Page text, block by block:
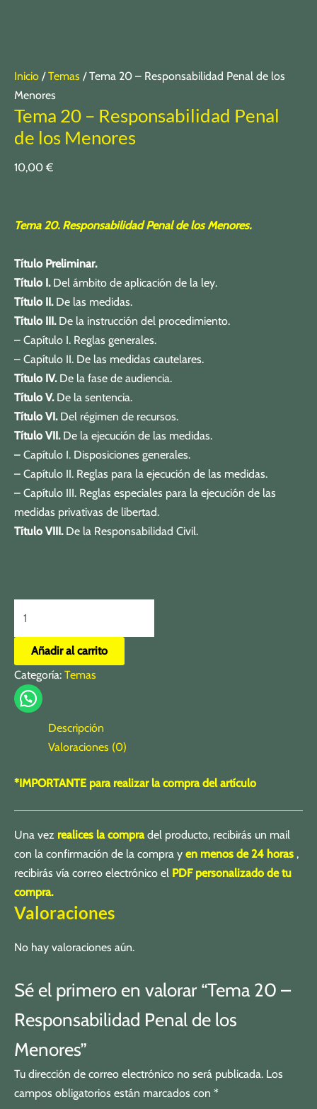
Inicio /Temas / Tema 20 – Responsabilidad Penal de los
Menores
Tema 20 – Responsabilidad Penal
de los Menores
10,00€
Tema 20. Responsabilidad Penal de los Menores.
Título Preliminar.
Título I.Del ámbito de aplicación de la ley.
Título II.De las medidas.
Título III.De la instrucción del procedimiento.
– Capítulo I. Reglas generales.
– Capítulo II. De las medidas cautelares.
Título IV.De la fase de audiencia.
Título V.De la sentencia.
Título VI.Del régimen de recursos.
Título VII.De la ejecución de las medidas.
– Capítulo I. Disposiciones generales.
– Capítulo II. Reglas para la ejecución de las medidas.
– Capítulo III. Reglas especiales para la ejecución de las
medidas privativas de libertad.
Título VIII.De la Responsabilidad Civil.
Añadir al carrito
Categoría: Temas
Descripción
Valoraciones (0)
*IMPORTANTE para realizar la compra del artículo
Una vez realices la compradel producto, recibirás un mail
con la confirmación de la compra y en menos de 24 horas ,
recibirás vía correo electrónico el PDF personalizado de tu
compra.
Valoraciones
No hay valoraciones aún.
Sé el primero en valorar “Tema 20 –
Responsabilidad Penal de los
Menores”
Tu dirección de correo electrónico no será publicada. Los
campos obligatorios están marcados con *